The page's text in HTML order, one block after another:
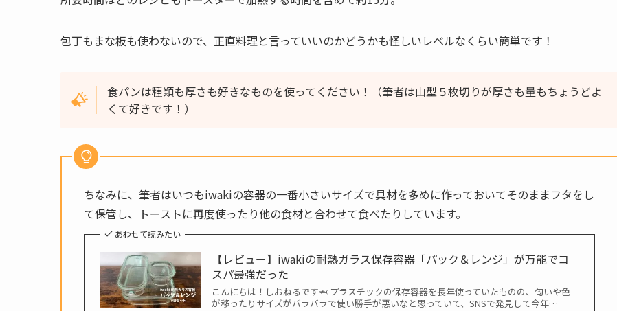
包丁もまな板も使わないので、正直料理と言っていいのかどうかも怪しいレベルなくらい簡単です！
食パンは種類も厚さも好きなものを使ってください！（筆者は山型５枚切りが厚さも量もちょうどよ
くて好きです！）
ちなみに、筆者はいつもiwakiの容器の一番小さいサイズで具材を多めに作っておいてそのままフタをし
て保管し、トーストに再度使ったり他の食材と合わせて食べたりしています。
あわせて読みたい
【レビュー】iwakiの耐熱ガラス保存容器「パック＆レンジ」が万能でコ
スパ最強だった
こんにちは！しおねるです🦈 プラスチックの保存容器を長年使っていたものの、匂いや色
が移ったりサイズがバラバラで使い勝手が悪いなと思っていて、SNSで発見して今年…